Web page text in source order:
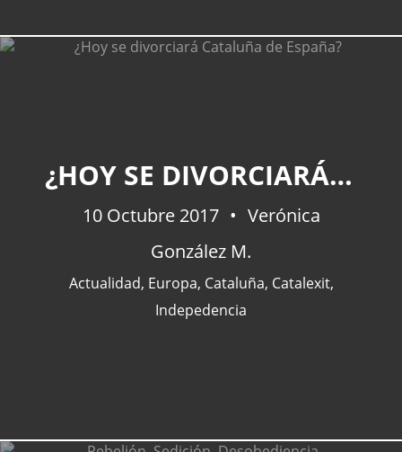
¿HOY SE DIVORCIARÁ CATALUÑA DE ESPAÑA?
10 Octubre 2017
Verónica
González M.
Actualidad, Europa, Cataluña, Catalexit,
Indepedencia